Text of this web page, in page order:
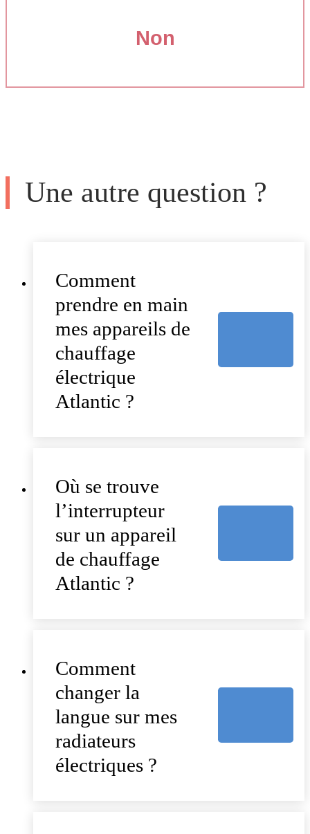
Non
Une autre question ?
Comment
prendre en main
mes appareils de
chauffage
électrique
Atlantic ?
Où se trouve
l’interrupteur
sur un appareil
de chauffage
Atlantic ?
Comment
changer la
langue sur mes
radiateurs
électriques ?